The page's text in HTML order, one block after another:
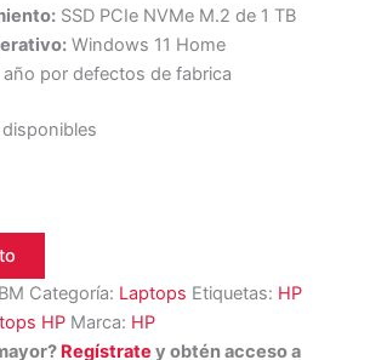
SSD PCIe NVMe M.2 de 1 TB
Windows 11 Home
por defectos de fabrica
Categoría: Laptops Etiquetas: HP
HP Marca: HP
Regístrate y obtén acceso a